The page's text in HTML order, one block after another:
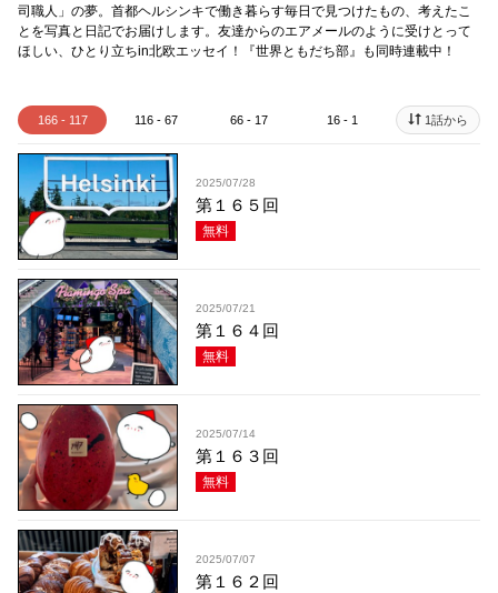
司職人」の夢。首都ヘルシンキで働き暮らす毎日で見つけたもの、考えたこ
とを写真と日記でお届けします。友達からのエアメールのように受けとって
ほしい、ひとり立ちin北欧エッセイ！ 『世界ともだち部』も同時連載中！
166 - 117 116 - 67 66 - 17 16 - 1 1話から
2025/07/28
第１６５回
無料
2025/07/21
第１６４回
無料
2025/07/14
第１６３回
無料
2025/07/07
第１６２回